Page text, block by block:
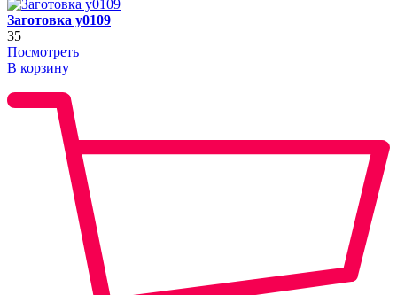
Заготовка y0109
35
Посмотреть
В корзину